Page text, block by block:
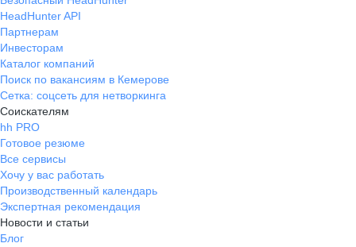
HeadHunter API
Партнерам
Инвесторам
Каталог компаний
Поиск по вакансиям в Кемерове
Сетка: соцсеть для нетворкинга
Соискателям
hh PRO
Готовое резюме
Все сервисы
Хочу у вас работать
Производственный календарь
Экспертная рекомендация
Новости и статьи
Блог